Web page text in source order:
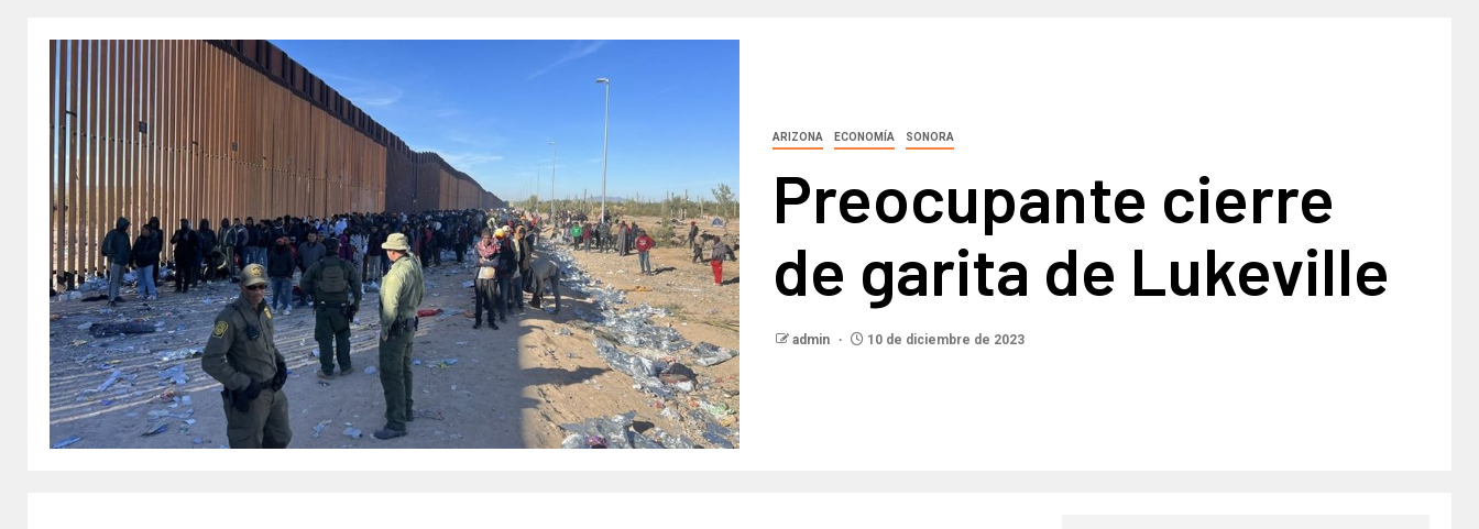
ARIZONA ECONOMÍA SONORA
Preocupante cierre
de garita de Lukeville
admin 10 de diciembre de 2023